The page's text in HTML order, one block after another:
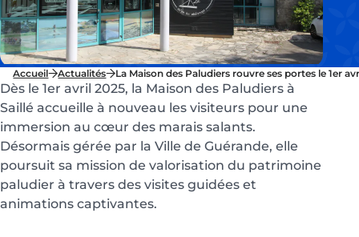
Accueil Actualités La Maison des Paludiers rouvre ses portes le 1er
Dès le 1er avril 2025, la Maison des Paludiers à
Saillé accueille à nouveau les visiteurs pour une
immersion au cœur des marais salants.
Désormais gérée par la Ville de Guérande, elle
poursuit sa mission de valorisation du patrimoine
paludier à travers des visites guidées et
animations captivantes.